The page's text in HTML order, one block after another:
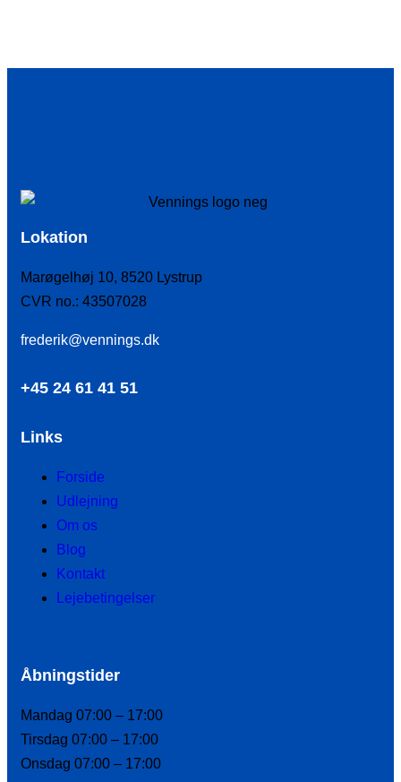
Lokation
Marøgelhøj 10, 8520 Lystrup
CVR no.: 43507028
frederik@vennings.dk
+45 24 61 41 51
Links
Forside
Udlejning
Om os
Blog
Kontakt
Lejebetingelser
Åbningstider
Mandag 07:00 – 17:00
Tirsdag 07:00 – 17:00
Onsdag 07:00 – 17:00